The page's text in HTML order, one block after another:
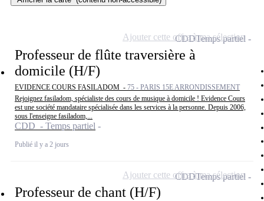
Professeur de flûte traversière à
domicile (H/F)
EVIDENCE COURS FASILADOM - 75 - PARIS 15E ARRONDISSEMENT
Rejoignez fasiladom, spécialiste des cours de musique à domicile ! Evidence Cours
est une société mandataire spécialisée dans les services à la personne. Depuis 2006,
sous l'enseigne fasiladom,...
CDD - Temps partiel
Publié il y a 2 jours
CDDTemps partiel
Ajouter cette offre à ma sélection
Professeur de chant (H/F)
CDDTemps partiel
Ajouter cette offre à ma sélection